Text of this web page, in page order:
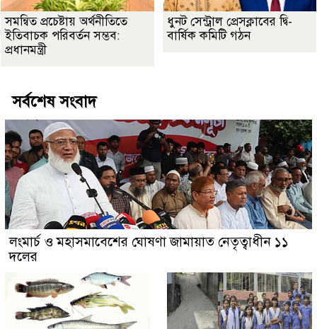
সমন্বিত প্রচেষ্টায় অর্থনীতিতে
ইতিবাচক পরিবর্তন সম্ভব:
প্রধানমন্ত্রী
ধুনট সেন্ট্রাল প্রেসক্লাবের দ্বি-
বার্ষিক কমিটি গঠন
সর্বশেষ সংবাদ
লংমার্চ ও মহাসমাবেশের ঘোষণা জামায়াত নেতৃত্বাধীন ১১
দলের